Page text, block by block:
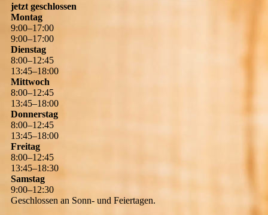
jetzt geschlossen
Montag
9:00–17:00
9:00–17:00
Dienstag
8:00–12:45
13:45–18:00
Mittwoch
8:00–12:45
13:45–18:00
Donnerstag
8:00–12:45
13:45–18:00
Freitag
8:00–12:45
13:45–18:30
Samstag
9:00–12:30
Geschlossen an Sonn- und Feiertagen.